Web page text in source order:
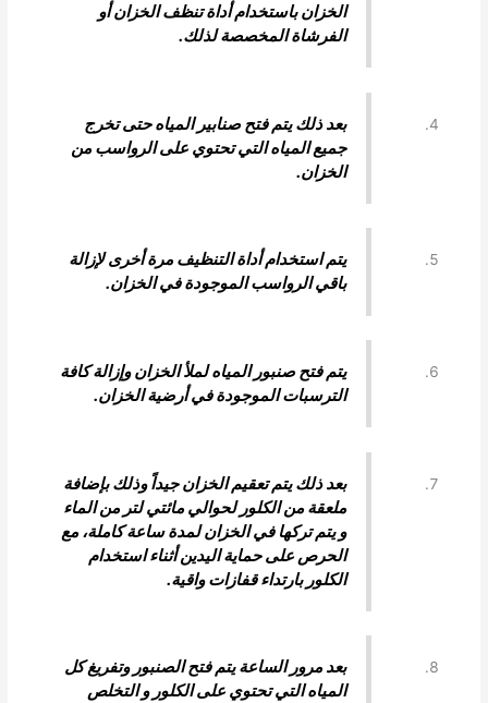
الخزان باستخدام أداة تنظف الخزان أو
الفرشاة المخصصة لذلك.
بعد ذلك يتم فتح صنابير المياه حتى تخرج
جميع المياه التي تحتوي على الرواسب من
الخزان.
يتم استخدام أداة التنظيف مرة أخرى لإزالة
باقي الرواسب الموجودة في الخزان.
يتم فتح صنبور المياه لملأ الخزان وإزالة كافة
الترسبات الموجودة في أرضية الخزان.
بعد ذلك يتم تعقيم الخزان جيداً وذلك بإضافة
ملعقة من الكلور لحوالي مائتي لتر من الماء
و يتم تركها في الخزان لمدة ساعة كاملة، مع
الحرص على حماية اليدين أثناء استخدام
الكلور بارتداء قفازات واقية.
بعد مرور الساعة يتم فتح الصنبور وتفريغ كل
المياه التي تحتوي على الكلور و التخلص